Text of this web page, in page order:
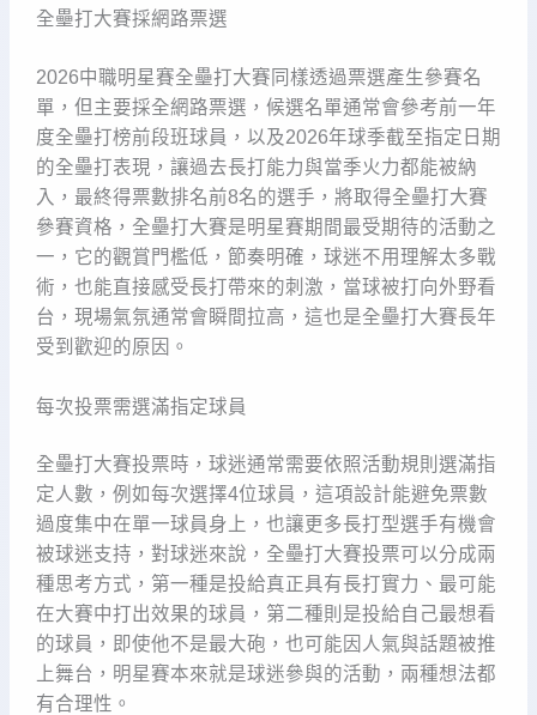
全壘打大賽採網路票選
2026中職明星賽全壘打大賽同樣透過票選產生參賽名
單，但主要採全網路票選，候選名單通常會參考前一年
度全壘打榜前段班球員，以及2026年球季截至指定日期
的全壘打表現，讓過去長打能力與當季火力都能被納
入，最終得票數排名前8名的選手，將取得全壘打大賽
參賽資格，全壘打大賽是明星賽期間最受期待的活動之
一，它的觀賞門檻低，節奏明確，球迷不用理解太多戰
術，也能直接感受長打帶來的刺激，當球被打向外野看
台，現場氣氛通常會瞬間拉高，這也是全壘打大賽長年
受到歡迎的原因。
每次投票需選滿指定球員
全壘打大賽投票時，球迷通常需要依照活動規則選滿指
定人數，例如每次選擇4位球員，這項設計能避免票數
過度集中在單一球員身上，也讓更多長打型選手有機會
被球迷支持，對球迷來說，全壘打大賽投票可以分成兩
種思考方式，第一種是投給真正具有長打實力、最可能
在大賽中打出效果的球員，第二種則是投給自己最想看
的球員，即使他不是最大砲，也可能因人氣與話題被推
上舞台，明星賽本來就是球迷參與的活動，兩種想法都
有合理性。